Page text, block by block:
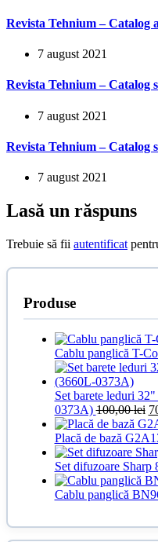
Revista Tehnium – Catalog
7 august 2021
Revista Tehnium – Catalog
7 august 2021
Revista Tehnium – Catalog
7 august 2021
Lasă un răspuns
Trebuie să fii autentificat
Produse
Cablu panglică T-
Set barete leduri
0373A)100,00lei
a
Placă de bază
Set difuzoare Sharp
Cablu panglică